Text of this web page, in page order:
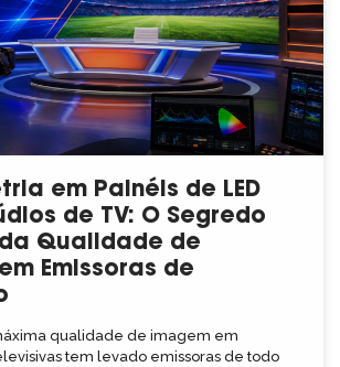
em Painéis de LED
de TV: O Segredo
Qualidade de
Emissoras de
qualidade de imagem em
tem levado emissoras de todo